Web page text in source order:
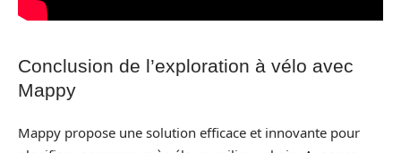
Conclusion de l’exploration à vélo avec
Mappy
Mappy propose une solution efficace et innovante pour